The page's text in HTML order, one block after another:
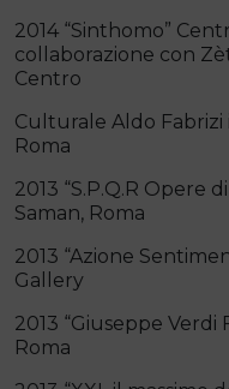
2014 “Sinthomo”
collaborazione con
Centro
Culturale Aldo
Roma
2013 “S.P.Q.R Opere
Saman, Roma
2013 “Azione
Gallery
2013 “Giuseppe Verdi
Roma